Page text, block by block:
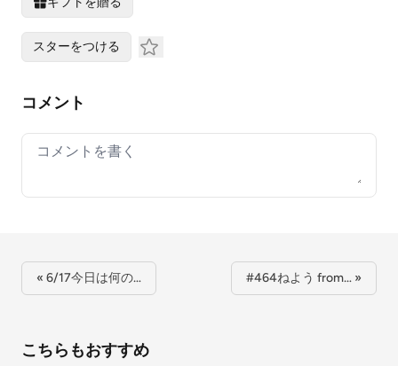
スターをつける
コメント
Your comment
« 6/17今日は何の… #464ねよう from… »
こちらもおすすめ